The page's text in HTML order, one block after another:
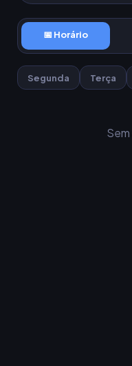
📅 Horário
Segunda Terça